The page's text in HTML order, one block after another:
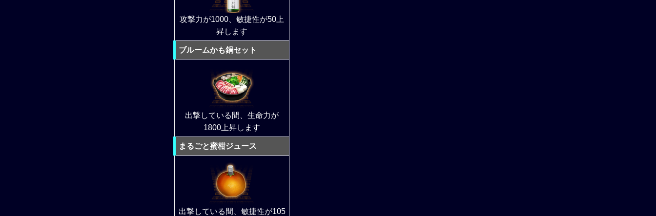
攻撃力が1000、敏捷性が50上
昇します
ブルームかも鍋セット
出撃している間、生命力が
1800上昇します
まるごと蜜柑ジュース
出撃している間、敏捷性が105